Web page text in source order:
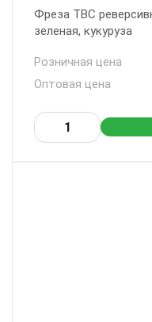
Фреза ТВС
зеленая, кукуруза
Розничная цена
Оптовая цена